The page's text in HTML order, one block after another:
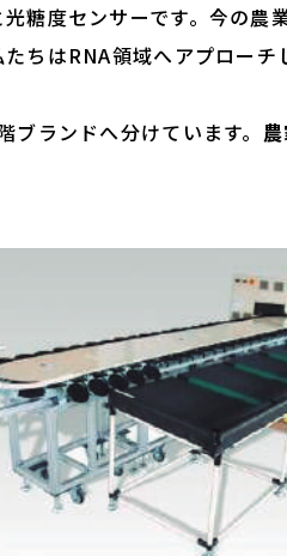
糖度センサーです。今の農
ちはRNA領域へアプローチ
ランドへ分けています。